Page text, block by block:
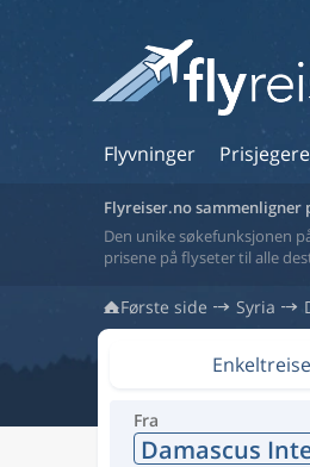
Flyvninger
Flyreiser.no
Den unike søkefunksjonen
prisene på flyseter til alle
Første side Syria
Enkeltreise
Fra
Damascus